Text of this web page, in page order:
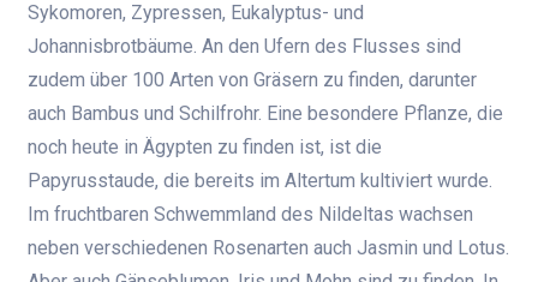
Sykomoren, Zypressen, Eukalyptus- und
Johannisbrotbäume. An den Ufern des Flusses sind
zudem über 100 Arten von Gräsern zu finden, darunter
auch Bambus und Schilfrohr. Eine besondere Pflanze, die
noch heute in Ägypten zu finden ist, ist die
Papyrusstaude, die bereits im Altertum kultiviert wurde.
Im fruchtbaren Schwemmland des Nildeltas wachsen
neben verschiedenen Rosenarten auch Jasmin und Lotus.